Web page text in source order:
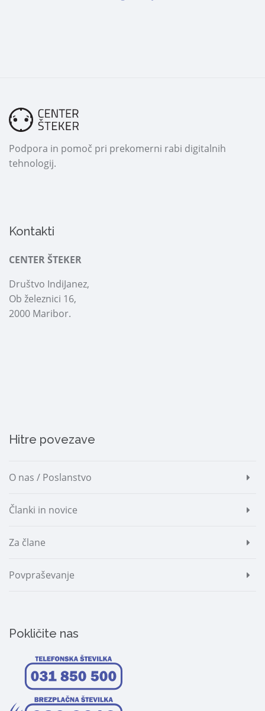
Podpora in pomoč pri prekomerni rabi digitalnih
tehnologij.
Kontakti
CENTER ŠTEKER
Društvo IndiJanez,
Ob železnici 16,
2000 Maribor.
Hitre povezave
O nas / Poslanstvo
Članki in novice
Za člane
Povpraševanje
Pokličite nas